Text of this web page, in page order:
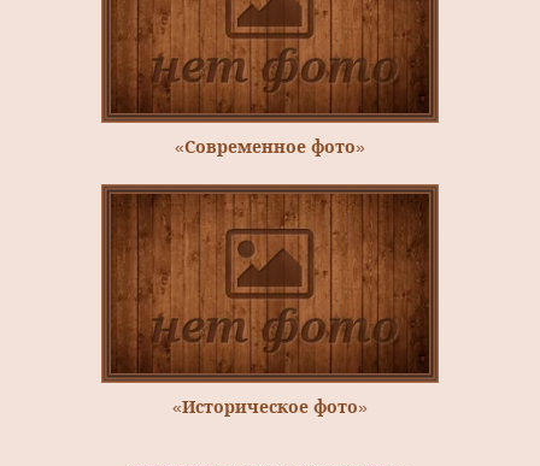
«Современное фото»
«Историческое фото»